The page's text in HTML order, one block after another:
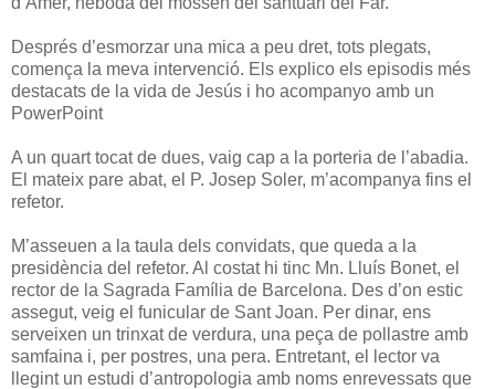
Després d’esmorzar una mica a peu dret, tots plegats,
comença la meva intervenció. Els explico els episodis més
destacats de la vida de Jesús i ho acompanyo amb un
PowerPoint
A un quart tocat de dues, vaig cap a la porteria de l’abadia.
El mateix pare abat, el P. Josep Soler, m’acompanya fins el
refetor.
M’asseuen a la taula dels convidats, que queda a la
presidència del refetor. Al costat hi tinc Mn. Lluís Bonet, el
rector de la Sagrada Família de Barcelona. Des d’on estic
assegut, veig el funicular de Sant Joan. Per dinar, ens
serveixen un trinxat de verdura, una peça de pollastre amb
samfaina i, per postres, una pera. Entretant, el lector va
llegint un estudi d’antropologia amb noms enrevessats que